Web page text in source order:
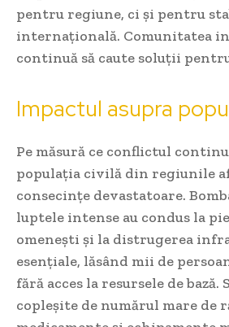
pentru regiune, ci și pentru
internațională. Comunitatea
continuă să caute soluții
Impactul asupra
Pe măsură ce conflictul
populația civilă din regiunile
consecințe devastatoare.
luptele intense au condus la
omenești și la distrugerea
esențiale, lăsând mii de
fără acces la resursele de
copleșite de numărul mare de